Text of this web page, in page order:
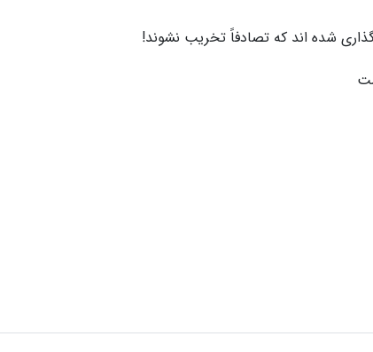
شده اند که تصادفاً تخریب نشوند!